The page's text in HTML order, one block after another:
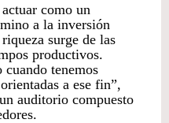
como un
a la inversión
surge de las
productivos.
cuando tenemos
a ese fin”,
auditorio compuesto